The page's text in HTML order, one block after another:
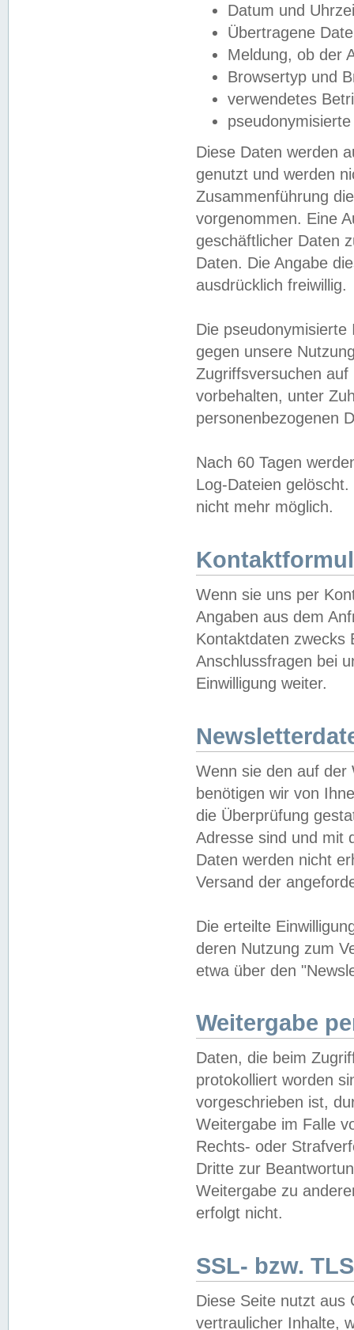
Datum und
Übertragene
Meldung, ob der
Browsertyp und
verwendetes
Diese Daten werden
genutzt und werden
Zusammenführung
vorgenommen. Eine
geschäftlicher Daten
Daten. Die Angabe
ausdrücklich freiwillig.
Die
gegen unsere
Zugriffsversuchen
vorbehalten, unter
personenbezogenen
Nach 60 Tagen
Log-Dateien
nicht mehr möglich.
Wenn sie uns per
Angaben aus dem
Kontaktdaten zwecks
Anschlussfragen bei
Einwilligung weiter.
Wenn sie den auf der
benötigen wir von
die Überprüfung
Adresse sind und mit
Daten werden nicht
Versand der
Die erteilte
deren Nutzung zum
etwa über den
Weitergabe
Daten, die beim
protokolliert worden
vorgeschrieben ist,
Weitergabe im Falle
Rechts- oder
Dritte zur
Weitergabe zu
erfolgt nicht.
SSL- bzw.
Diese Seite nutzt aus
vertraulicher Inhalte,